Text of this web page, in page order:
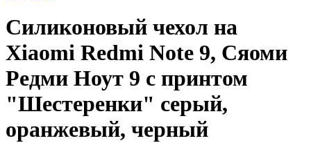
Силиконовый чехол на
Xiaomi Redmi Note 9, Сяоми
Редми Ноут 9 с принтом
"Шестеренки" серый,
оранжевый, черный